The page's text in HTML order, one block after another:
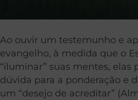
Ao ouvir um testemunho e
evangelho, à medida que o
“iluminar” suas mentes, elas
dúvida para a ponderação e
um “desejo de acreditar”